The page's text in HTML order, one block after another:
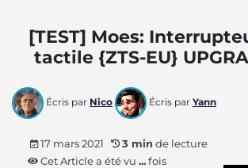
[TEST] Moes:
tactile {ZTS-EU}
Écris par Nico Écris par Yann
17 mars 2021 3 min de lecture
Cet Article a été vu ...fois